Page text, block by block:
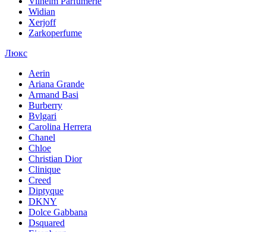
Widian
Xerjoff
Zarkoperfume
Люкс
Aerin
Ariana Grande
Armand Basi
Burberry
Bvlgari
Carolina Herrera
Chanel
Chloe
Christian Dior
Clinique
Creed
Diptyque
DKNY
Dolce Gabbana
Dsquared